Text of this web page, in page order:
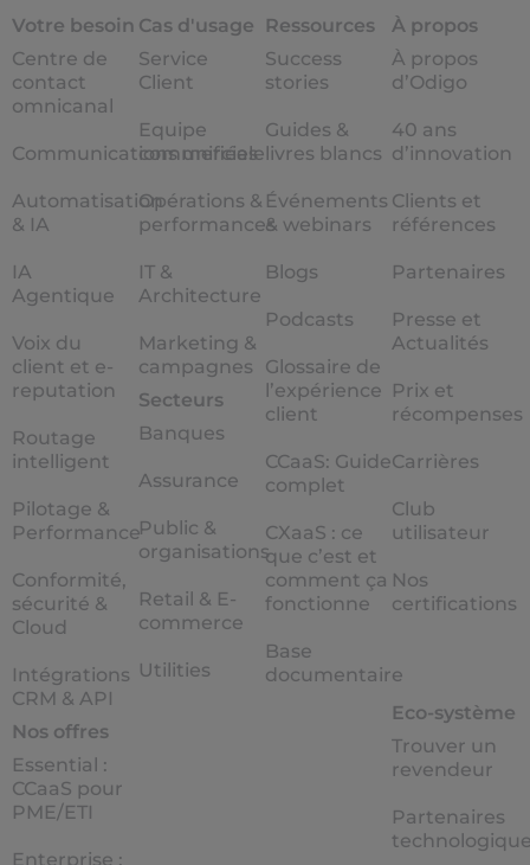
Votre besoin
Centre de
contact
omnicanal
Communications unifiées
Automatisation
& IA
IA
Agentique
Voix du
client et e-
reputation
Routage
intelligent
Pilotage &
Performance
Conformité,
sécurité &
Cloud
Intégrations
CRM & API
Nos offres
Essential :
CCaaS pour
PME/ETI
Enterprise :
Cas d'usage
Service
Client
Equipe
commerciale
Opérations &
performances
IT &
Architecture
Marketing &
campagnes
Secteurs
Banques
Assurance
Public &
organisations
Retail & E-
commerce
Utilities
Ressources
Success
stories
Guides &
livres blancs
Événements
& webinars
Blogs
Podcasts
Glossaire de
l’expérience
client
CCaaS: Guide
complet
CXaaS : ce
que c’est et
comment ça
fonctionne
Base
documentaire
À propos
À propos
d’Odigo
40 ans
d’innovation
Clients et
références
Partenaires
Presse et
Actualités
Prix et
récompenses
Carrières
Club
utilisateur
Nos
certifications
Eco-système
Trouver un
revendeur
Partenaires